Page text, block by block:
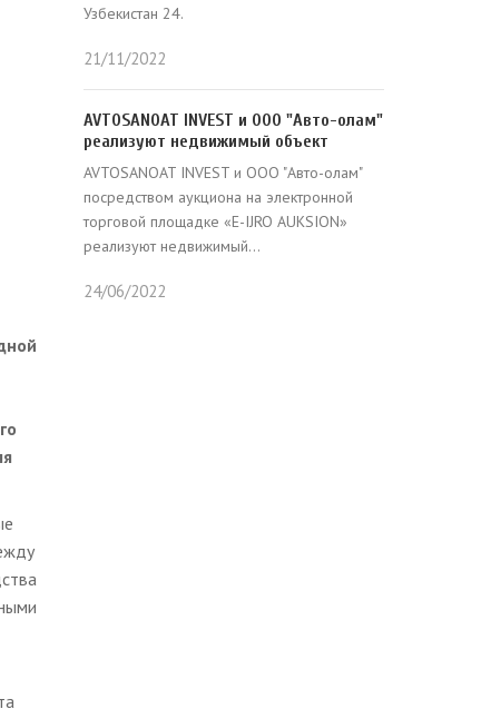
Узбекистан 24.
21/11/2022
AVTOSANOAT INVEST и ООО "Авто-олам"
реализуют недвижимый объект
AVTOSANOAT INVEST и ООО "Авто-олам"
посредством аукциона на электронной
торговой площадке «E-IJRO AUKSION»
реализуют недвижимый...
24/06/2022